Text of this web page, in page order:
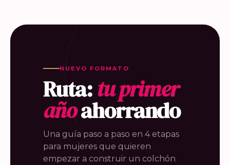
NUEVO FORMATO
Ruta:tu primer
añoahorrando
Una guía paso a paso en 4 etapas
para mujeres que quieren
empezar a construir un colchón